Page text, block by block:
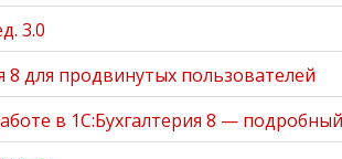
3.0
для продвинутых пользователей
в 1С:Бухгалтерия 8 —